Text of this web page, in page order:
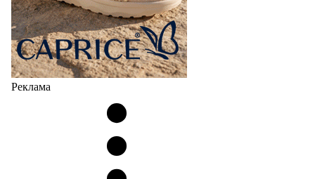
Реклама